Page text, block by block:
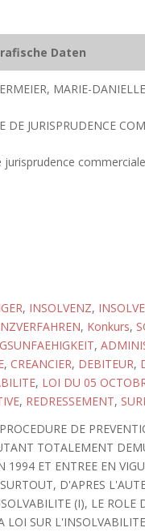
Daten
MARIE-
DE JURISPRUDENCE
jurisprudence commerciale
, INSOLVENZ,
, Konkurs,
,
, CREANCIER, DEBITEUR,
, LOI DU 05
, REDRESSEMENT,
DE
TOTALEMENT
ET ENTREE EN
D'APRES
(I), LE ROLE
LOI SUR